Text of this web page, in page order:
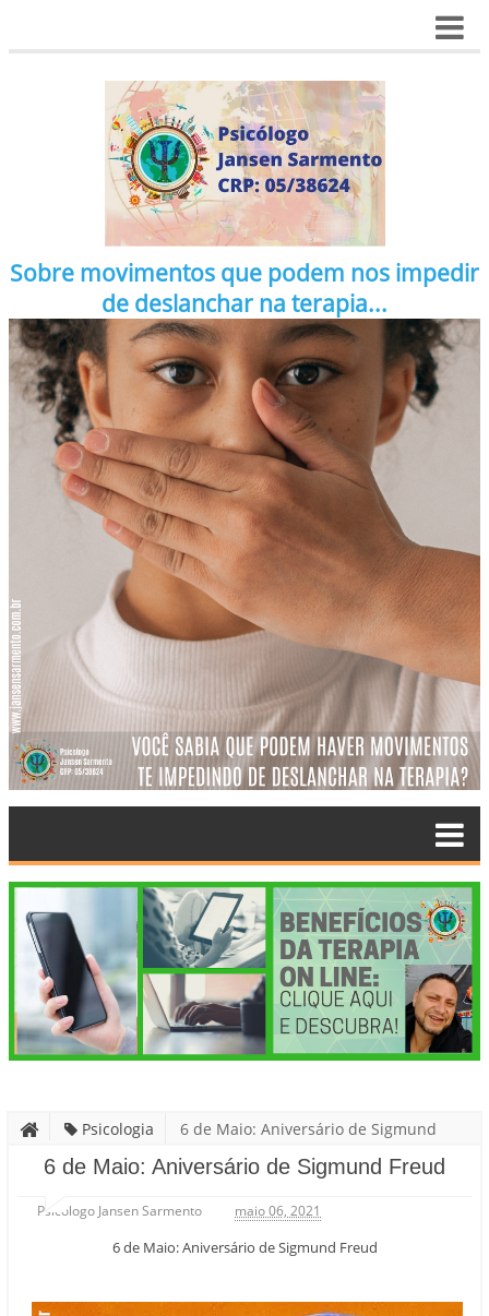
Sobre movimentos que podem nos impedir
de deslanchar na terapia...
Psicologia
6 de Maio: Aniversário de Sigmund
Freud6 de Maio: Aniversário de Sigmund Freud
Psicólogo Jansen Sarmento maio 06, 2021
6 de Maio: Aniversário de Sigmund Freud